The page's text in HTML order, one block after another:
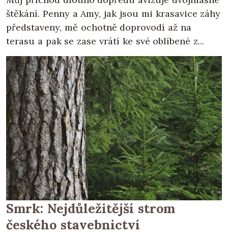
štěkání. Penny a Amy, jak jsou mi krasavice záhy
představeny, mě ochotně doprovodí až na
terasu a pak se zase vrátí ke své oblíbené z...
Smrk: Nejdůležitější strom
českého stavebnictví